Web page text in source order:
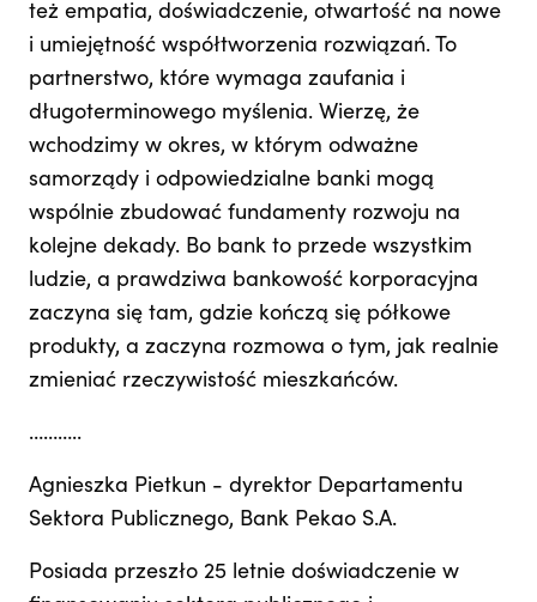
też empatia, doświadczenie, otwartość na nowe
i umiejętność współtworzenia rozwiązań. To
partnerstwo, które wymaga zaufania i
długoterminowego myślenia. Wierzę, że
wchodzimy w okres, w którym odważne
samorządy i odpowiedzialne banki mogą
wspólnie zbudować fundamenty rozwoju na
kolejne dekady. Bo bank to przede wszystkim
ludzie, a prawdziwa bankowość korporacyjna
zaczyna się tam, gdzie kończą się półkowe
produkty, a zaczyna rozmowa o tym, jak realnie
zmieniać rzeczywistość mieszkańców.
………..
Agnieszka Pietkun - dyrektor Departamentu
Sektora Publicznego, Bank Pekao S.A.
Posiada przeszło 25 letnie doświadczenie w